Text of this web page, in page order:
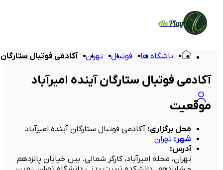
AloPlay
باشگاه ها فوتبال تهران آکادمی فوتبال ستارگان
آکادمی فوتبال ستارگان آینده امیرآباد
موقعیت
محل برگزاری: آکادمی فوتبال ستارگان آینده امیرآباد
شهر : تهران
آدرس:
تهران، محله امیرآباد، کارگر شمالی. بین خیابان پانزدهم